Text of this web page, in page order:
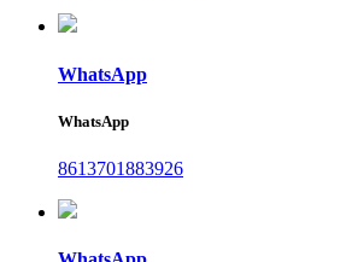
WhatsApp
WhatsApp
8613701883926